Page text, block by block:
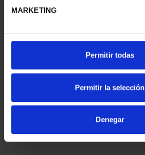
MARKETING
Permitir todas
Permitir la selección
Denegar
CAPITALES DE
COMPLET...
3.796,00 €